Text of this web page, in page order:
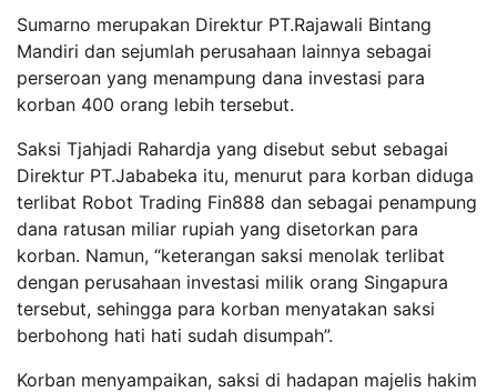
Sumarno merupakan Direktur PT.Rajawali Bintang
Mandiri dan sejumlah perusahaan lainnya sebagai
perseroan yang menampung dana investasi para
korban 400 orang lebih tersebut.
Saksi Tjahjadi Rahardja yang disebut sebut sebagai
Direktur PT.Jababeka itu, menurut para korban diduga
terlibat Robot Trading Fin888 dan sebagai penampung
dana ratusan miliar rupiah yang disetorkan para
korban. Namun, “keterangan saksi menolak terlibat
dengan perusahaan investasi milik orang Singapura
tersebut, sehingga para korban menyatakan saksi
berbohong hati hati sudah disumpah”.
Korban menyampaikan, saksi di hadapan majelis hakim